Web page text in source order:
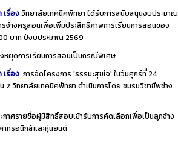
เรื่องวิทยาลัยเทคนิคพัทยา ได้รับการสนับสนุนงบประมาณ
างครูสอนเพื่อเพิ่มประสิทธิภาพการเรียนการสอนของ
บาท ปีงบประมาณ 2569
หยุดการเรียนการสอนเป็นกรณีพิเศษ
เรื่อง การจัดโครงการ 'ธรรมะสุขใจ' ในวันศุกร์ที่ 24
วิทยาลัยเทคนิคพัทยา ดำเนินการโดย ชมรมวิชาชีพช่าง
กาศรายชื่อผู้มีสิทธิ์สอบเข้ารับการคัดเลือกเพื่อเป็นลูกจ้าง
าทรอนิกส์และหุ่นยนต์